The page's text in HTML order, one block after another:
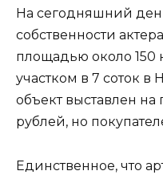
На сегодняшний
собственности
площадью около 150
участком в 7 соток в
объект выставлен
рублей, но
Единственное, что